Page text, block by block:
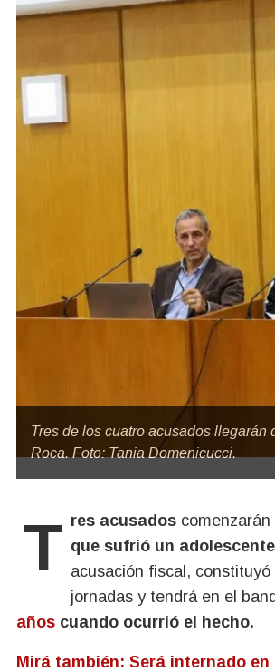
Tres de los cuatro acusados
Roca. Foto: Tania Domenicucci.
Tres acusados comenzarán
que sufrió un
acusación fiscal, constituyó
jornadas y tendrá en el
años cuando ocurrió el hecho.
Mirá también: Será internado